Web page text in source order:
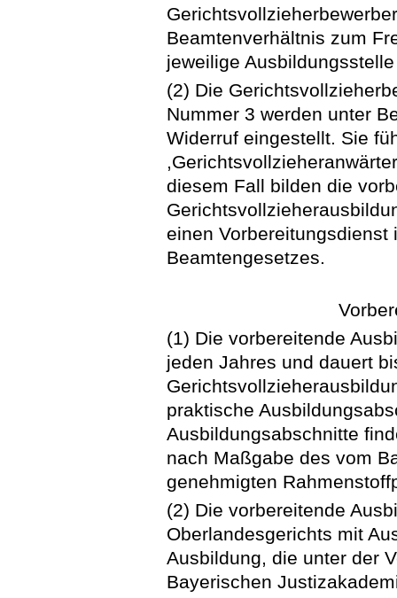
Beamtenverhältnis zum
jeweilige
(2) Die
Nummer 3 werden unter
Widerruf eingestellt. Sie
diesem Fall bilden die
einen
Beamtengesetzes.
(1) Die vorbereitende
jeden Jahres und dauert
praktische
Ausbildungsabschnitte
nach Maßgabe des vom
genehmigten
(2) Die vorbereitende
Oberlandesgerichts mit
Ausbildung, die unter der
Bayerischen